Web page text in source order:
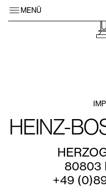
MENÜ
HEINZ-
80803
+49